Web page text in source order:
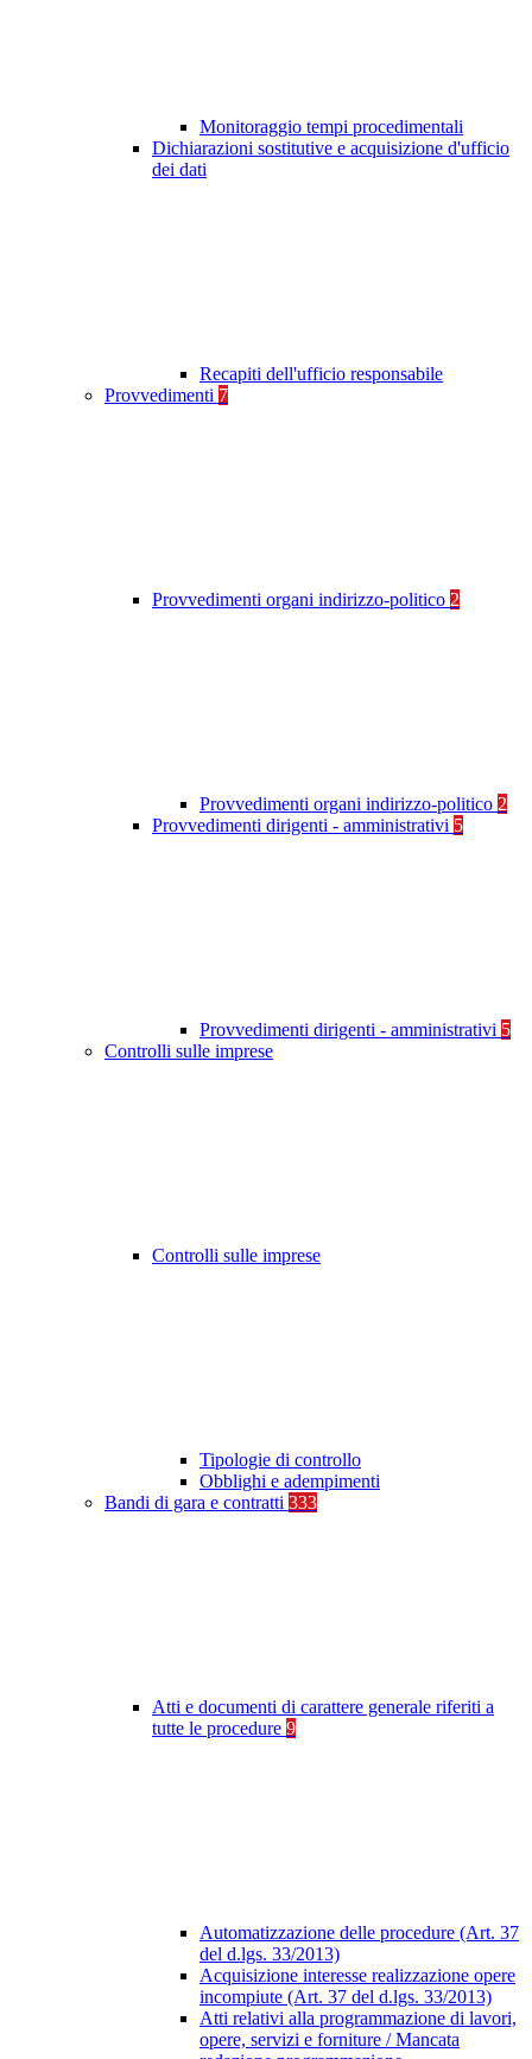
Monitoraggio tempi procedimentali
Dichiarazioni sostitutive e acquisizione d'ufficio
dei dati
Recapiti dell'ufficio responsabile
Provvedimenti 7
Provvedimenti organi indirizzo-politico 2
Provvedimenti organi indirizzo-politico 2
Provvedimenti dirigenti - amministrativi 5
Provvedimenti dirigenti - amministrativi 5
Controlli sulle imprese
Controlli sulle imprese
Tipologie di controllo
Obblighi e adempimenti
Bandi di gara e contratti 333
Atti e documenti di carattere generale riferiti a
tutte le procedure 9
Automatizzazione delle procedure (Art. 37
del d.lgs. 33/2013)
Acquisizione interesse realizzazione opere
incompiute (Art. 37 del d.lgs. 33/2013)
Atti relativi alla programmazione di lavori,
opere, servizi e forniture / Mancata